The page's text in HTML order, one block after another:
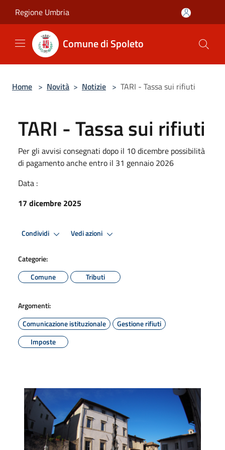
Regione Umbria
Comune di Spoleto
Home > Novità > Notizie > TARI - Tassa sui rifiuti
TARI - Tassa sui rifiuti
Per gli avvisi consegnati dopo il 10 dicembre possibilità
di pagamento anche entro il 31 gennaio 2026
Data :
17 dicembre 2025
Condividi Vedi azioni
Categorie:
Comune
Tributi
Argomenti:
Comunicazione istituzionale
Gestione rifiuti
Imposte